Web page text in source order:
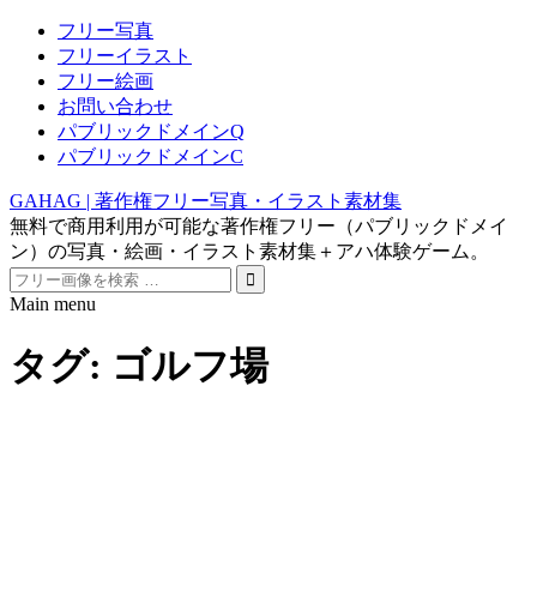
フリー写真
フリーイラスト
フリー絵画
お問い合わせ
パブリックドメインQ
パブリックドメインC
GAHAG | 著作権フリー写真・イラスト素材集
無料で商用利用が可能な著作権フリー（パブリックドメイ
ン）の写真・絵画・イラスト素材集＋アハ体験ゲーム。
Search
for:
Main menu
content
タグ: ゴルフ場